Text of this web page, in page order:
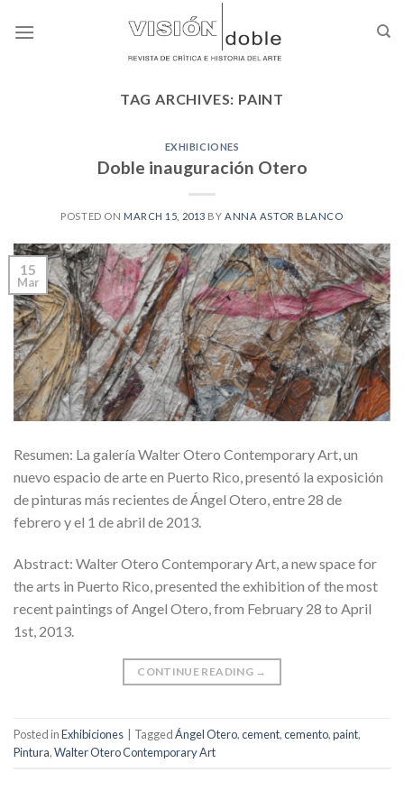
TAG ARCHIVES: PAINT
EXHIBICIONES
Doble inauguración Otero
POSTED ON MARCH 15, 2013 BY ANNA ASTOR BLANCO
15
Mar
Resumen: La galería Walter Otero Contemporary Art, un
nuevo espacio de arte en Puerto Rico, presentó la exposición
de pinturas más recientes de Ángel Otero, entre 28 de
febrero y el 1 de abril de 2013.
Abstract: Walter Otero Contemporary Art, a new space for
the arts in Puerto Rico, presented the exhibition of the most
recent paintings of Angel Otero, from February 28 to April
1st, 2013.
CONTINUE READING →
Posted inExhibiciones | TaggedÁngel Otero,cement,cemento,paint,
Pintura,Walter Otero Contemporary Art